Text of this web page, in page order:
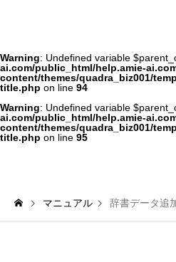
Warning: Undefined variable
ai.com/public_html/help.amie-
content/themes/quadra_biz001/
title.php on line 94
Warning: Undefined variable
ai.com/public_html/help.amie-
content/themes/quadra_biz001/
title.php on line 95
マニュアル 辞書データ追